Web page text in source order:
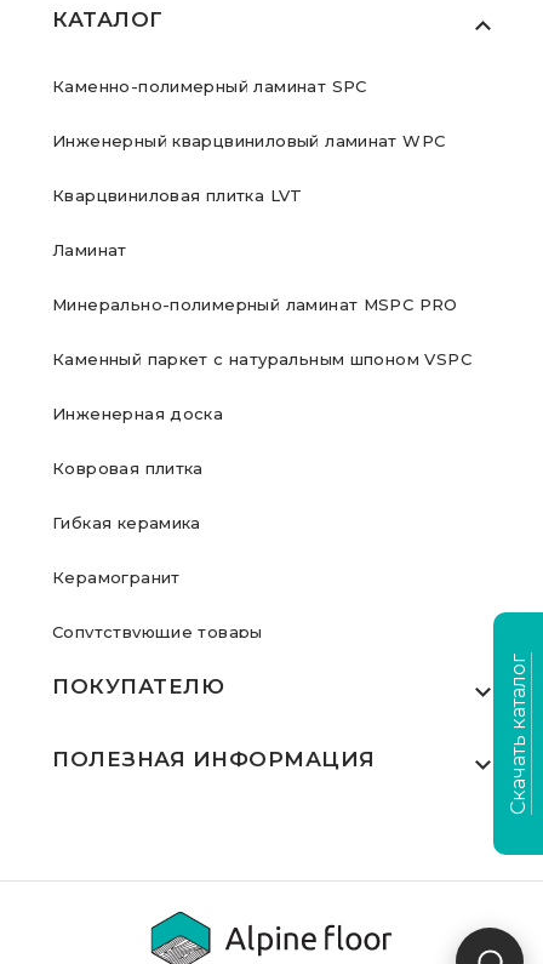
КАТАЛОГ
Каменно-полимерный ламинат SPC
Инженерный кварцвиниловый ламинат WPC
Кварцвиниловая плитка LVT
Ламинат
Минерально-полимерный ламинат MSPC PRO
Каменный паркет с натуральным шпоном VSPC
Инженерная доска
Ковровая плитка
Гибкая керамика
Керамогранит
Сопутствующие товары
ПОКУПАТЕЛЮ
Где купить
Выполненные проекты
ПОЛЕЗНАЯ ИНФОРМАЦИЯ
Видеообзоры
Для дилеров
Скачать каталог